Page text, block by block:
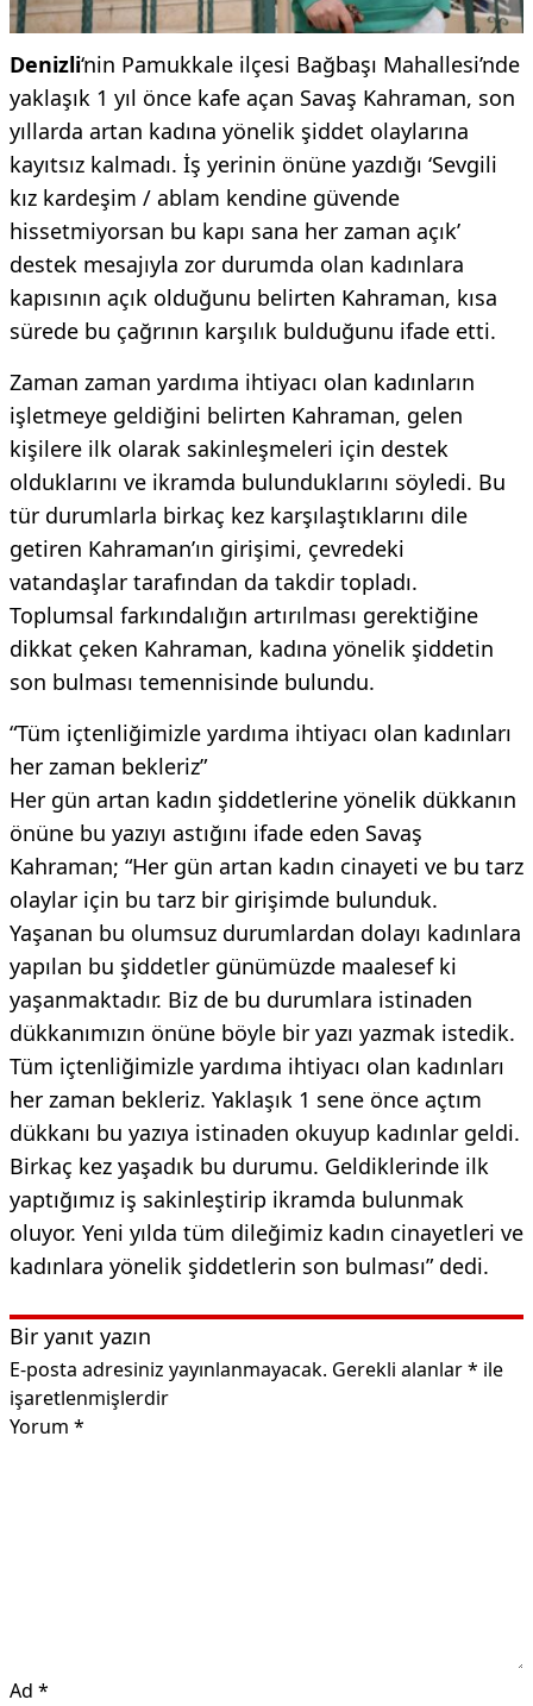
Denizli‘nin Pamukkale ilçesi Bağbaşı Mahallesi’nde
yaklaşık 1 yıl önce kafe açan Savaş Kahraman, son
yıllarda artan kadına yönelik şiddet olaylarına
kayıtsız kalmadı. İş yerinin önüne yazdığı ‘Sevgili
kız kardeşim / ablam kendine güvende
hissetmiyorsan bu kapı sana her zaman açık’
destek mesajıyla zor durumda olan kadınlara
kapısının açık olduğunu belirten Kahraman, kısa
sürede bu çağrının karşılık bulduğunu ifade etti.
Zaman zaman yardıma ihtiyacı olan kadınların
işletmeye geldiğini belirten Kahraman, gelen
kişilere ilk olarak sakinleşmeleri için destek
olduklarını ve ikramda bulunduklarını söyledi. Bu
tür durumlarla birkaç kez karşılaştıklarını dile
getiren Kahraman’ın girişimi, çevredeki
vatandaşlar tarafından da takdir topladı.
Toplumsal farkındalığın artırılması gerektiğine
dikkat çeken Kahraman, kadına yönelik şiddetin
son bulması temennisinde bulundu.
“Tüm içtenliğimizle yardıma ihtiyacı olan kadınları
her zaman bekleriz”
Her gün artan kadın şiddetlerine yönelik dükkanın
önüne bu yazıyı astığını ifade eden Savaş
Kahraman; “Her gün artan kadın cinayeti ve bu tarz
olaylar için bu tarz bir girişimde bulunduk.
Yaşanan bu olumsuz durumlardan dolayı kadınlara
yapılan bu şiddetler günümüzde maalesef ki
yaşanmaktadır. Biz de bu durumlara istinaden
dükkanımızın önüne böyle bir yazı yazmak istedik.
Tüm içtenliğimizle yardıma ihtiyacı olan kadınları
her zaman bekleriz. Yaklaşık 1 sene önce açtım
dükkanı bu yazıya istinaden okuyup kadınlar geldi.
Birkaç kez yaşadık bu durumu. Geldiklerinde ilk
yaptığımız iş sakinleştirip ikramda bulunmak
oluyor. Yeni yılda tüm dileğimiz kadın cinayetleri ve
kadınlara yönelik şiddetlerin son bulması” dedi.
Bir yanıt yazın
E-posta adresiniz yayınlanmayacak. Gerekli alanlar* ile
işaretlenmişlerdir
Yorum *
Ad *